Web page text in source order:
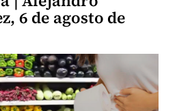
6 de agosto de